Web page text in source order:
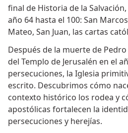
final de Historia de la
año 64 hasta el 100: San
Mateo, San Juan, las cartas
Después de la muerte de
del Templo de Jerusalén en el
persecuciones, la Iglesia
escrito. Descubrimos cómo
contexto histórico los rodea y
apostólicas fortalecen la
persecuciones y herejías.